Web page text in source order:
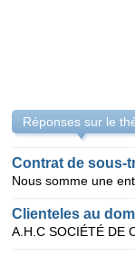
Réponses sur le